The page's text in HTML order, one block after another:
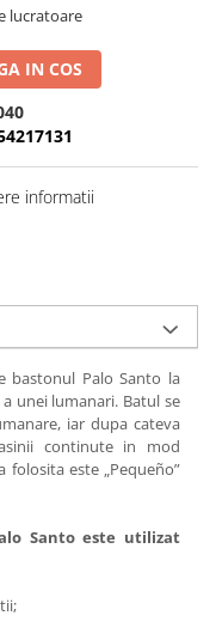
lucratoare
IN COS
informatii
bastonul Palo Santo la
unei lumanari. Batul se
iar dupa cateva
continute in mod
folosita este „Pequeño”
Santo este utilizat